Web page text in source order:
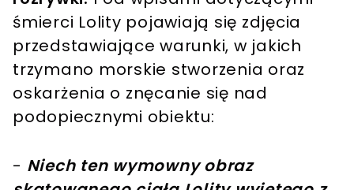
śmierci Lolity pojawiają się zdjęcia
przedstawiające warunki, w jakich
trzymano morskie stworzenia oraz
oskarżenia o znęcanie się nad
podopiecznymi obiektu:
- Niech ten wymowny obraz